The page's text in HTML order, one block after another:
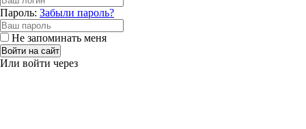
Пароль: Забыли пароль?
Не запоминать меня
Войти на сайт
Или войти через